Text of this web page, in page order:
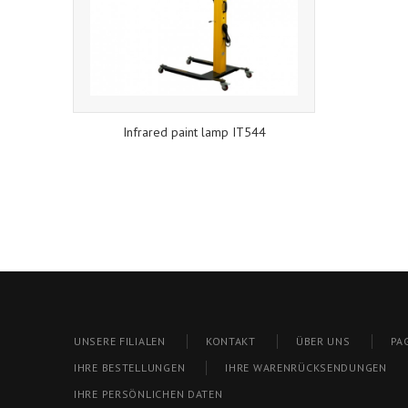
Infrared paint lamp IT544
UNSERE FILIALEN KONTAKT ÜBER UNS
IHRE BESTELLUNGEN
IHRE WARENRÜCKSENDUNGEN
IHRE PERSÖNLICHEN DATEN